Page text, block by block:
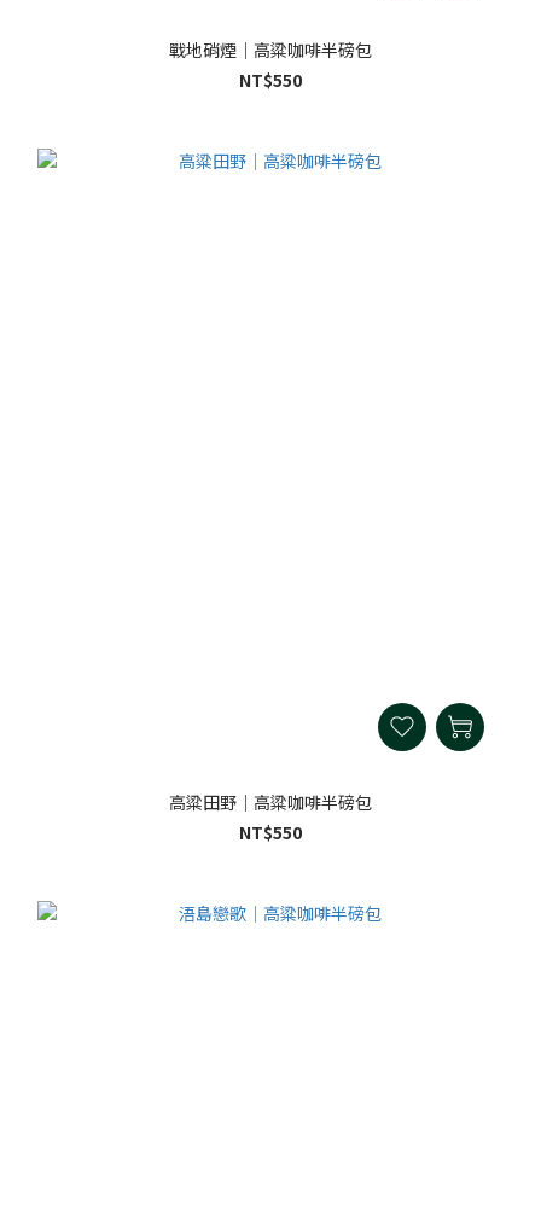
戰地硝煙｜高粱咖啡半磅包
NT$550
高粱田野｜高粱咖啡半磅包
NT$550